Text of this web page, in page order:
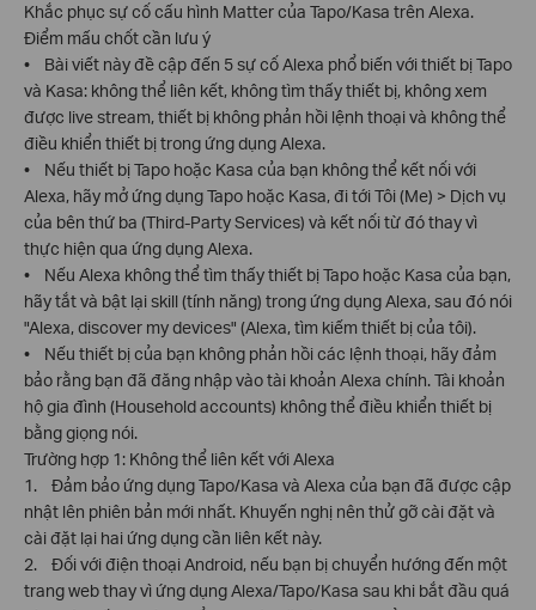
Khắc phục sự cố cấu hình Matter của Tapo/Kasa trên Alexa.
Điểm mấu chốt cần lưu ý
• Bài viết này đề cập đến 5 sự cố Alexa phổ biến với thiết bị Tapo
và Kasa: không thể liên kết, không tìm thấy thiết bị, không xem
được live stream, thiết bị không phản hồi lệnh thoại và không thể
điều khiển thiết bị trong ứng dụng Alexa.
• Nếu thiết bị Tapo hoặc Kasa của bạn không thể kết nối với
Alexa, hãy mở ứng dụng Tapo hoặc Kasa, đi tới Tôi (Me) > Dịch vụ
của bên thứ ba (Third-Party Services) và kết nối từ đó thay vì
thực hiện qua ứng dụng Alexa.
• Nếu Alexa không thể tìm thấy thiết bị Tapo hoặc Kasa của bạn,
hãy tắt và bật lại skill (tính năng) trong ứng dụng Alexa, sau đó nói
"Alexa, discover my devices" (Alexa, tìm kiếm thiết bị của tôi).
• Nếu thiết bị của bạn không phản hồi các lệnh thoại, hãy đảm
bảo rằng bạn đã đăng nhập vào tài khoản Alexa chính. Tài khoản
hộ gia đình (Household accounts) không thể điều khiển thiết bị
bằng giọng nói.
Trường hợp 1: Không thể liên kết với Alexa
1. Đảm bảo ứng dụng Tapo/Kasa và Alexa của bạn đã được cập
nhật lên phiên bản mới nhất. Khuyến nghị nên thử gỡ cài đặt và
cài đặt lại hai ứng dụng cần liên kết này.
2. Đối với điện thoại Android, nếu bạn bị chuyển hướng đến một
trang web thay vì ứng dụng Alexa/Tapo/Kasa sau khi bắt đầu quá